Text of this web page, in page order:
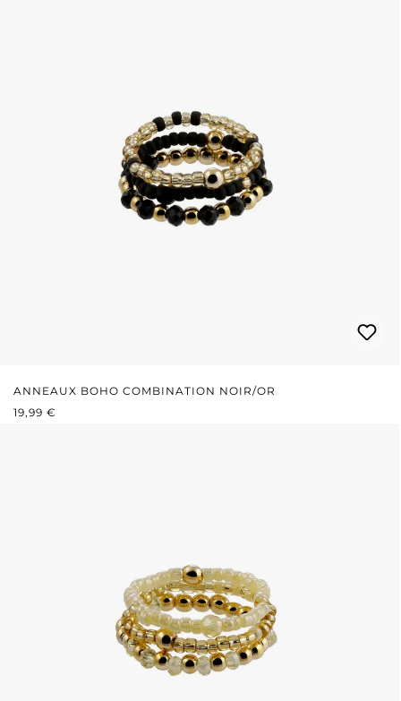
ANNEAUX BOHO COMBINATION NOIR/OR
PRIX RÉGULIER :
19,99 €